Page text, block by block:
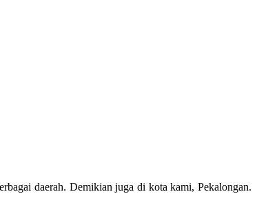
daerah. Demikian juga di kota kami, Pekalongan.